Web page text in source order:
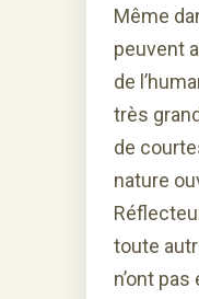
Même
peuvent
de
très
de
nature
toute
n’ont